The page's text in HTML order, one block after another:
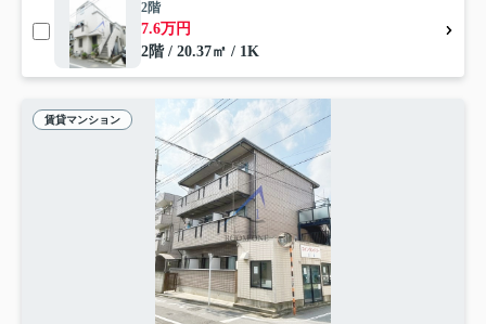
2階
7.6万円
2階 / 20.37㎡ / 1K
賃貸マンション